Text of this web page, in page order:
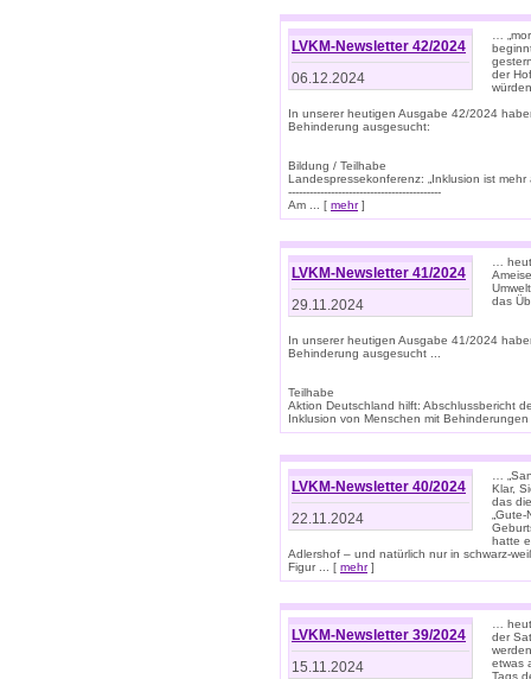
LVKM-Newsletter 42/2024
06.12.2024
…
der
In unserer heutigen Ausgabe 42/2024
Behinderung ausgesucht:
Bildung / Teilhabe
Landespressekonferenz: „Inklusion ist mehr
-------------------------------------------
Am ... [ mehr]
LVKM-Newsletter 41/2024
29.11.2024
…
das
In unserer heutigen Ausgabe 41/2024
Behinderung ausgesucht ...
Teilhabe
Aktion Deutschland hilft: Abschlussbericht
Inklusion von Menschen mit
LVKM-Newsletter 40/2024
22.11.2024
…
Klar,
das
hatte
Adlershof – und natürlich nur in schwarz-
Figur ... [ mehr]
LVKM-Newsletter 39/2024
15.11.2024
…
der
etwas
Tags